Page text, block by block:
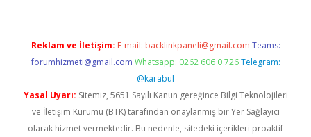
Reklam ve İletişim: E-mail: backlinkpaneli@gmail.com Teams:
forumhizmeti@gmail.com Whatsapp: 0262 606 0 726 Telegram:
@karabul
Yasal Uyarı: Sitemiz, 5651 Sayılı Kanun gereğince Bilgi Teknolojileri
ve İletişim Kurumu (BTK) tarafından onaylanmış bir Yer Sağlayıcı
olarak hizmet vermektedir. Bu nedenle, sitedeki içerikleri proaktif